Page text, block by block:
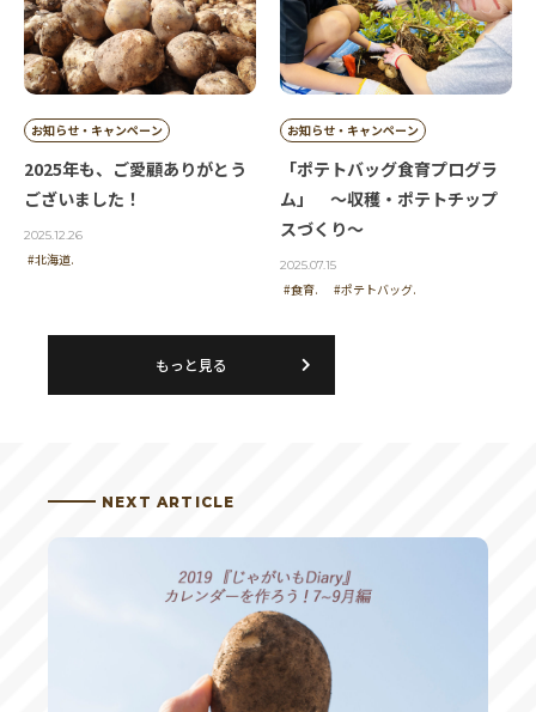
ステキな、カレンダーが、出来ますね!
癒されています。
だけじゃない！
良い物いっぱい。
去年は知らなかったので、応募してなかったのです
お知らせ・キャンペーン
2025年も、ご愛顧ありがとう
ございました！
2025.12.26
#北海道.
お知らせ・キャンペーン
「ポテトバッグ食育プログラ
ム」 ～収穫・ポテトチップ
スづくり～
2025.07.15
#食育. #ポテトバッグ.
もっと見る
NEXT ARTICLE